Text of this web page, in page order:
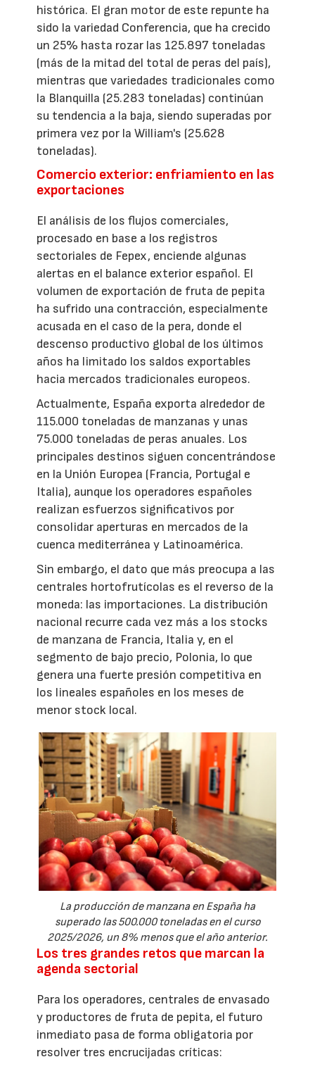
histórica. El gran motor de este repunte ha
sido la variedad Conferencia, que ha crecido
un 25% hasta rozar las 125.897 toneladas
(más de la mitad del total de peras del país),
mientras que variedades tradicionales como
la Blanquilla (25.283 toneladas) continúan
su tendencia a la baja, siendo superadas por
primera vez por la William's (25.628
toneladas).
Comercio exterior: enfriamiento en las
exportaciones
El análisis de los flujos comerciales,
procesado en base a los registros
sectoriales de Fepex, enciende algunas
alertas en el balance exterior español. El
volumen de exportación de fruta de pepita
ha sufrido una contracción, especialmente
acusada en el caso de la pera, donde el
descenso productivo global de los últimos
años ha limitado los saldos exportables
hacia mercados tradicionales europeos.
Actualmente, España exporta alrededor de
115.000 toneladas de manzanas y unas
75.000 toneladas de peras anuales. Los
principales destinos siguen concentrándose
en la Unión Europea (Francia, Portugal e
Italia), aunque los operadores españoles
realizan esfuerzos significativos por
consolidar aperturas en mercados de la
cuenca mediterránea y Latinoamérica.
Sin embargo, el dato que más preocupa a las
centrales hortofrutícolas es el reverso de la
moneda: las importaciones. La distribución
nacional recurre cada vez más a los stocks
de manzana de Francia, Italia y, en el
segmento de bajo precio, Polonia, lo que
genera una fuerte presión competitiva en
los lineales españoles en los meses de
menor stock local.
La producción de manzana en España ha
superado las 500.000 toneladas en el curso
2025/2026, un 8% menos que el año anterior.
Los tres grandes retos que marcan la
agenda sectorial
Para los operadores, centrales de envasado
y productores de fruta de pepita, el futuro
inmediato pasa de forma obligatoria por
resolver tres encrucijadas críticas: